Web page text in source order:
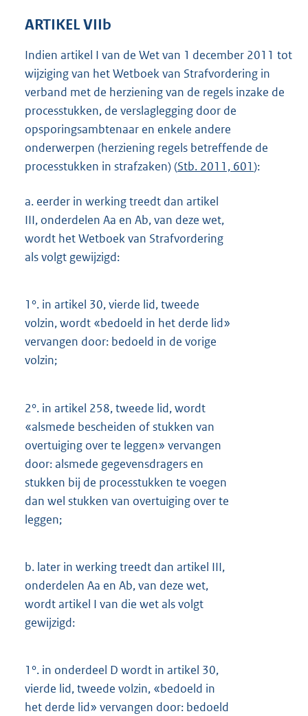
ARTIKEL VIIb
Indien artikel I van de Wet van 1 december 2011 tot
wijziging van het Wetboek van Strafvordering in
verband met de herziening van de regels inzake de
processtukken, de verslaglegging door de
opsporingsambtenaar en enkele andere
onderwerpen (herziening regels betreffende de
processtukken in strafzaken) (Stb. 2011, 601):
a. eerder in werking treedt dan artikel
III, onderdelen Aa en Ab, van deze wet,
wordt het Wetboek van Strafvordering
als volgt gewijzigd:
1°. in artikel 30, vierde lid, tweede
volzin, wordt «bedoeld in het derde lid»
vervangen door: bedoeld in de vorige
volzin;
2°. in artikel 258, tweede lid, wordt
«alsmede bescheiden of stukken van
overtuiging over te leggen» vervangen
door: alsmede gegevensdragers en
stukken bij de processtukken te voegen
dan wel stukken van overtuiging over te
leggen;
b. later in werking treedt dan artikel III,
onderdelen Aa en Ab, van deze wet,
wordt artikel I van die wet als volgt
gewijzigd:
1°. in onderdeel D wordt in artikel 30,
vierde lid, tweede volzin, «bedoeld in
het derde lid» vervangen door: bedoeld